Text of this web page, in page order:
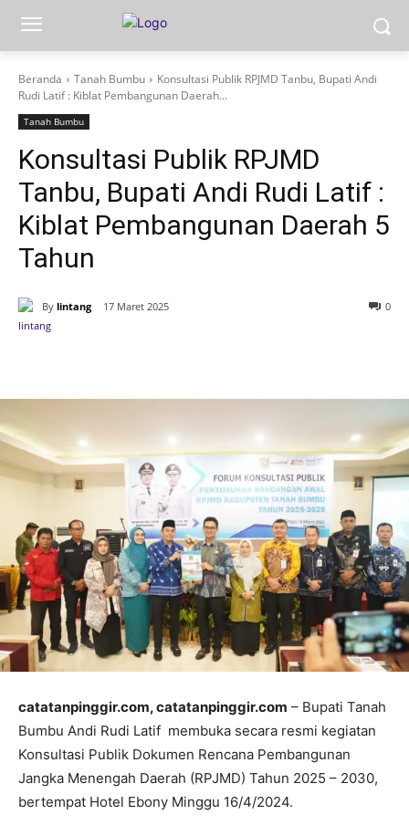
Beranda Tanah Bumbu
Konsultasi Publik RPJMD Tanbu, Bupati Andi
Rudi Latif : Kiblat Pembangunan Daerah...
Tanah Bumbu
Konsultasi Publik RPJMD
Tanbu, Bupati Andi Rudi Latif :
Kiblat Pembangunan Daerah 5
Tahun
By lintang 17 Maret 2025 0
catatanpinggir.com, catatanpinggir.com – Bupati Tanah
Bumbu Andi Rudi Latif membuka secara resmi kegiatan
Konsultasi Publik Dokumen Rencana Pembangunan
Jangka Menengah Daerah (RPJMD) Tahun 2025 – 2030,
bertempat Hotel Ebony Minggu 16/4/2024.